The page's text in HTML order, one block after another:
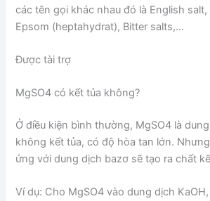
các tên gọi khác nhau đó là English
Epsom (heptahydrat), Bitter salts,…
Được tài trợ
MgSO4 có kết tủa không?
Ở điều kiện bình thường, MgSO4 là
không kết tủa, có độ hòa tan lớn.
ứng với dung dịch bazơ sẽ tạo ra chất
Ví dụ: Cho MgSO4 vào dung dịch